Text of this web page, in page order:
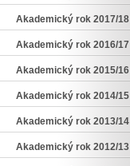
Akademický rok 2017/18
Akademický rok 2016/17
Akademický rok 2015/16
Akademický rok 2014/15
Akademický rok 2013/14
Akademický rok 2012/13